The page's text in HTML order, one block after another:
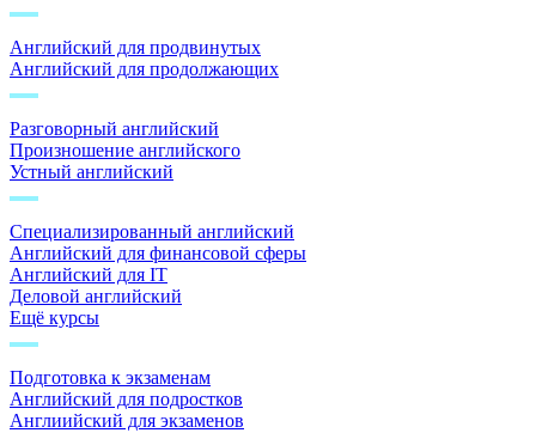
Английский для продвинутых
Английский для продолжающих
Разговорный английский
Произношение английского
Устный английский
Специализированный английский
Английский для финансовой сферы
Английский для IT
Деловой английский
Ещё курсы
Подготовка к экзаменам
Английский для подростков
Англиийский для экзаменов